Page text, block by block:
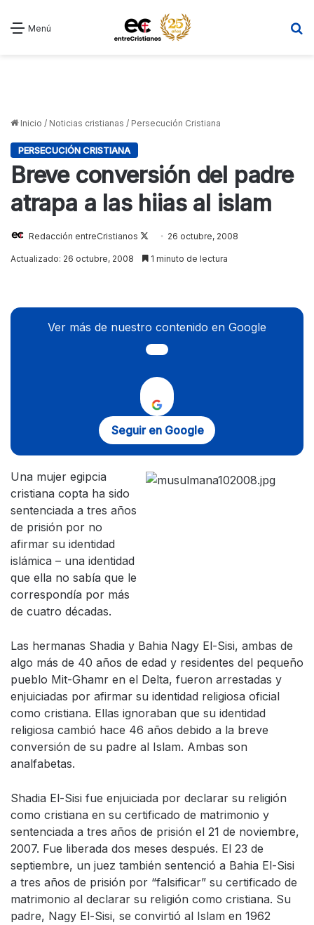
Menú
Inicio / Noticias cristianas / Persecución Cristiana
PERSECUCIÓN CRISTIANA
Breve conversión del padre
atrapa a las hiias al islam
Redacción entreCristianos
Follow
on
26 octubre, 2008
Actualizado: 26 octubre, 2008 1 minuto de lectura
Ver más de nuestro contenido en Google
Seguir en Google
Una mujer egipcia
cristiana copta ha sido
sentenciada a tres años
de prisión por no
afirmar su identidad
islámica – una identidad
que ella no sabía que le
correspondía por más
de cuatro décadas.
Las hermanas Shadia y Bahia Nagy El-Sisi, ambas de
algo más de 40 años de edad y residentes del pequeño
pueblo Mit-Ghamr en el Delta, fueron arrestadas y
enjuiciadas por afirmar su identidad religiosa oficial
como cristiana. Ellas ignoraban que su identidad
religiosa cambió hace 46 años debido a la breve
conversión de su padre al Islam. Ambas son
analfabetas.
Shadia El-Sisi fue enjuiciada por declarar su religión
como cristiana en su certificado de matrimonio y
sentenciada a tres años de prisión el 21 de noviembre,
2007. Fue liberada dos meses después. El 23 de
septiembre, un juez también sentenció a Bahia El-Sisi
a tres años de prisión por “falsificar” su certificado de
matrimonio al declarar su religión como cristiana. Su
padre, Nagy El-Sisi, se convirtió al Islam en 1962